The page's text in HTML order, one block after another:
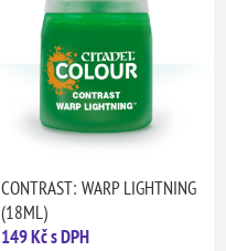
CONTRAST: WARP LIGHTNING
(18ML)
149 Kč s DPH